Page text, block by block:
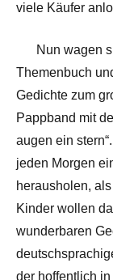
viele Käufer
Nun wagen
Themenbuch
Gedichte zum
Pappband mit
augen ein
jeden Morgen
herausholen,
Kinder wollen
wunderbaren
der hoffentlich